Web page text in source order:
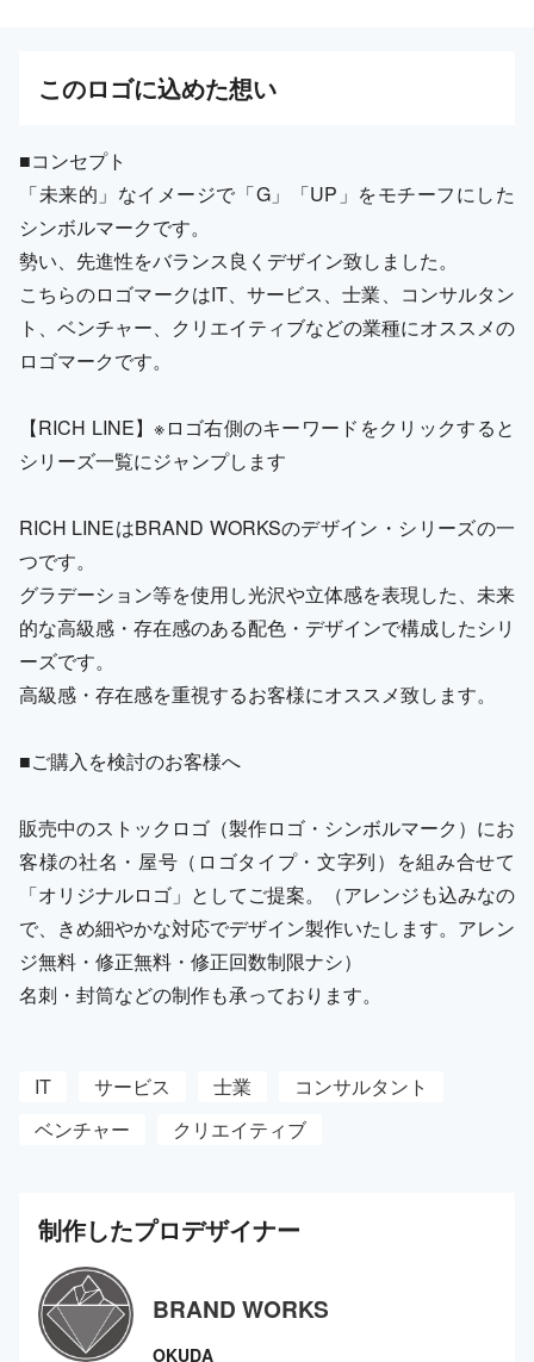
このロゴに込めた想い
■コンセプト
「未来的」なイメージで「G」「UP」をモチーフにした
シンボルマークです。
勢い、先進性をバランス良くデザイン致しました。
こちらのロゴマークはIT、サービス、士業、コンサルタン
ト、ベンチャー、クリエイティブなどの業種にオススメの
ロゴマークです。
【RICH LINE】※ロゴ右側のキーワードをクリックすると
シリーズ一覧にジャンプします
RICH LINEはBRAND WORKSのデザイン・シリーズの一
つです。
グラデーション等を使用し光沢や立体感を表現した、未来
的な高級感・存在感のある配色・デザインで構成したシリ
ーズです。
高級感・存在感を重視するお客様にオススメ致します。
■ご購入を検討のお客様へ
販売中のストックロゴ（製作ロゴ・シンボルマーク）にお
客様の社名・屋号（ロゴタイプ・文字列）を組み合せて
「オリジナルロゴ」としてご提案。（アレンジも込みなの
で、きめ細やかな対応でデザイン製作いたします。アレン
ジ無料・修正無料・修正回数制限ナシ）
名刺・封筒などの制作も承っております。
IT サービス 士業
コンサルタント
ベンチャー
クリエイティブ
制作したプロデザイナー
BRAND WORKS
OKUDA